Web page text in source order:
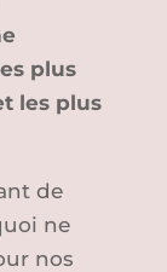
plus
les plus
de
ne
nos